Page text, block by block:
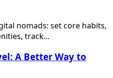
nomads: set core habits,
track...
A Better Way to